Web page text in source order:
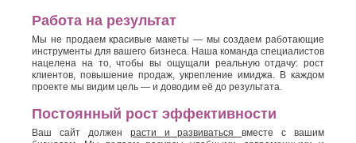
Работа на результат
Мы не продаем красивые макеты — мы создаем работающие
инструменты для вашего бизнеса. Наша команда специалистов
нацелена на то, чтобы вы ощущали реальную отдачу: рост
клиентов, повышение продаж, укрепление имиджа. В каждом
проекте мы видим цель — и доводим её до результата.
Постоянный рост эффективности
Ваш сайт должен расти и развиватьсявместе с вашим